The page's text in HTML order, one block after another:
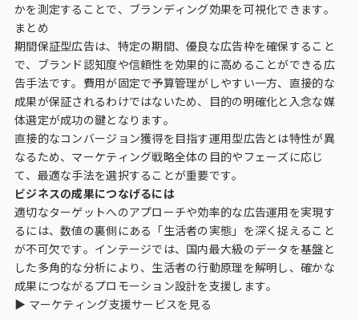
かを測定することで、ブランディング効果を可視化できます。
まとめ
期間保証型広告は、特定の期間、優良な広告枠を確保すること
で、ブランド認知度や信頼性を効果的に高めることができる広
告手法です。費用が固定で予算管理がしやすい一方、直接的な
成果が保証されるわけではないため、目的の明確化と入念な媒
体選定が成功の鍵となります。
直接的なコンバージョン獲得を目指す運用型広告とは特性が異
なるため、マーケティング戦略全体の目的やフェーズに応じ
て、最適な手法を選択することが重要です。
ビジネスの成果につなげるには
適切なターゲットへのアプローチや効率的な広告運用を実現す
るには、数値の裏側にある「生活者の実態」を深く捉えること
が不可欠です。インテージでは、国内最大級のデータを基盤と
した多角的な分析により、生活者の行動原理を解明し、確かな
成果につながるプロモーション設計を支援します。
▶ マーケティング支援サービスを見る